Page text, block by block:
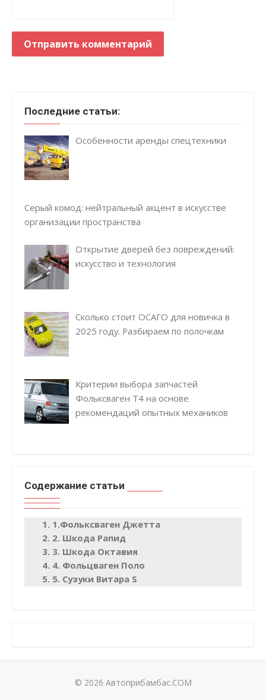
Последние статьи:
Особенности аренды спецтехники
Серый комод: нейтральный акцент в искусстве
организации пространства
Открытие дверей без повреждений:
искусство и технология
Сколько стоит ОСАГО для новичка в
2025 году. Разбираем по полочкам
Критерии выбора запчастей
Фольксваген Т4 на основе
рекомендаций опытных механиков
Содержание статьи
1.Фольксваген Джетта
2. Шкода Рапид
3. Шкода Октавия
4. Фольцваген Поло
5. Сузуки Витара S
© 2026 Автоприбамбас.COM